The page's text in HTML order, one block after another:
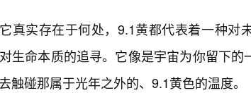
真实存在于何处，9.1黄都代表着一种对
生命本质的追寻。它像是宇宙为你留下的
触碰那属于光年之外的、9.1黄色的温度。